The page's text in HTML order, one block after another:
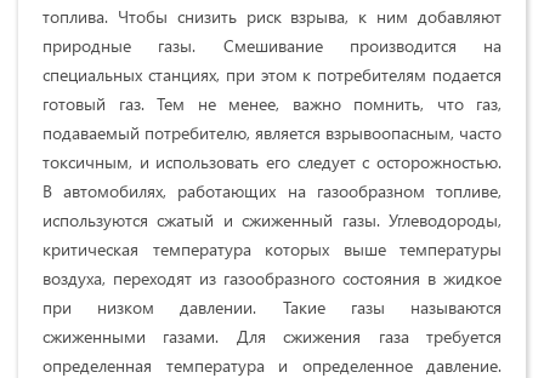
топлива. Чтобы снизить риск взрыва, к ним добавляют
природные газы. Смешивание производится на
специальных станциях, при этом к потребителям подается
готовый газ. Тем не менее, важно помнить, что газ,
подаваемый потребителю, является взрывоопасным, часто
токсичным, и использовать его следует с осторожностью.
В автомобилях, работающих на газообразном топливе,
используются сжатый и сжиженный газы. Углеводороды,
критическая температура которых выше температуры
воздуха, переходят из газообразного состояния в жидкое
при низком давлении. Такие газы называются
сжиженными газами. Для сжижения газа требуется
определенная температура и определенное давление.